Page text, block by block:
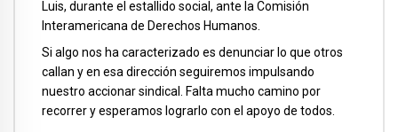
Luis, durante el estallido social, ante la Comisión
Interamericana de Derechos Humanos.
Si algo nos ha caracterizado es denunciar lo que otros
callan y en esa dirección seguiremos impulsando
nuestro accionar sindical. Falta mucho camino por
recorrer y esperamos lograrlo con el apoyo de todos.